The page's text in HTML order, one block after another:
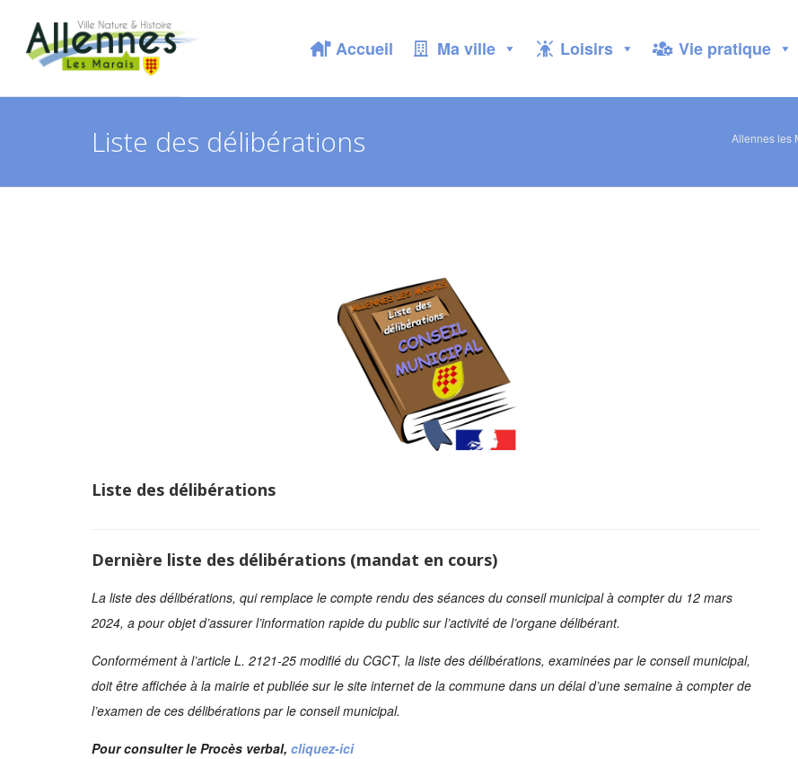
Accueil Ma ville Loisirs Vie pratique
Liste des délibérations Allennes les
Liste des délibérations
Dernière liste des délibérations (mandat en cours)
La liste des délibérations, qui remplace le compte rendu des séances du conseil municipal à compter du 12 mars
2024, a pour objet d’assurer l’information rapide du public sur l’activité de l’organe délibérant.
Conformément à l’article L. 2121-25 modifié du CGCT, la liste des délibérations, examinées par le conseil municipal,
doit être affichée à la mairie et publiée sur le site internet de la commune dans un délai d’une semaine à compter de
l’examen de ces délibérations par le conseil municipal.
Pour consulter le Procès verbal, cliquez-ici